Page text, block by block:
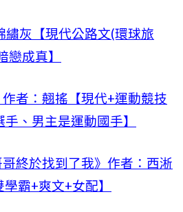
繡灰【現代公路文(環球旅
戀成真】
作者：翹搖【現代+運動競技
、男主是運動國手】
哥終於找到了我》作者：西淅
霸+爽文+女配】